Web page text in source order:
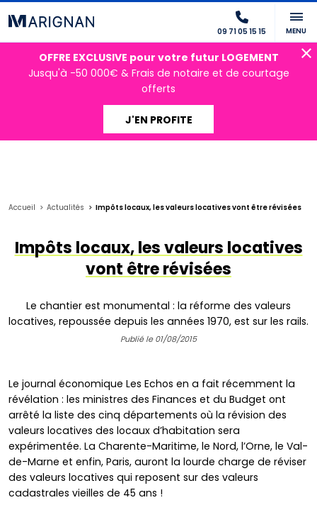
09 71 05 15 15 MENU
OFFRE EXCLUSIVE pour votre futur LOGEMENT
Jusqu'à -50 000€ & Frais de notaire et de courtage
offerts
J'EN PROFITE
Accueil Actualités Impôts locaux, les valeurs locatives vont être révisées
Impôts locaux, les valeurs locatives
vont être révisées
Le chantier est monumental : la réforme des valeurs
locatives, repoussée depuis les années 1970, est sur les rails.
Publié le 01/08/2015
Le journal économique Les Echos en a fait récemment la
révélation : les ministres des Finances et du Budget ont
arrêté la liste des cinq départements où la révision des
valeurs locatives des locaux d’habitation sera
expérimentée. La Charente-Maritime, le Nord, l’Orne, le Val-
de-Marne et enfin, Paris, auront la lourde charge de réviser
des valeurs locatives qui reposent sur des valeurs
cadastrales vieilles de 45 ans !